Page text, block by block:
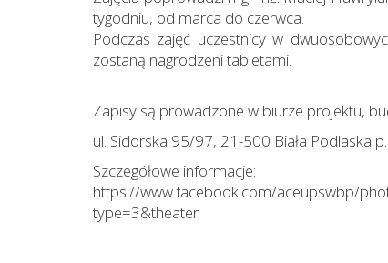
tygodniu, od marca do czerwca.
Podczas zajęć uczestnicy w
zostaną nagrodzeni tabletami.
Zapisy są prowadzone w biurze projektu,
ul. Sidorska 95/97, 21-500 Biała Podlaska
Szczegółowe informacje:
https://www.facebook.com/aceupswbp/
type=3&theater